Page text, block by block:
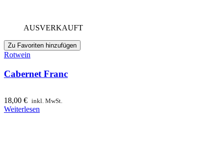
AUSVERKAUFT
Zu Favoriten hinzufügen
Rotwein
Cabernet Franc
18,00 € inkl. MwSt.
Weiterlesen